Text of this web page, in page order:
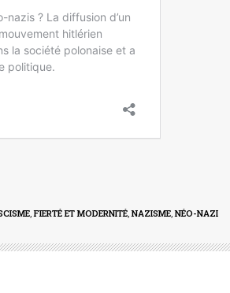
,FIERTÉ ET MODERNITÉ,NAZISME,NÉO-NAZI